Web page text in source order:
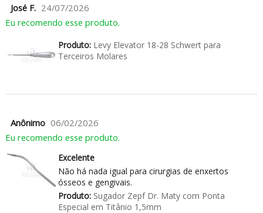
José F. 24/07/2026
Eu recomendo esse produto.
Produto:Levy Elevator 18-28 Schwert para
Terceiros Molares
Anônimo 06/02/2026
Eu recomendo esse produto.
Excelente
Não há nada igual para cirurgias de enxertos
ósseos e gengivais.
Produto:Sugador Zepf Dr. Maty com Ponta
Especial em Titânio 1,5mm